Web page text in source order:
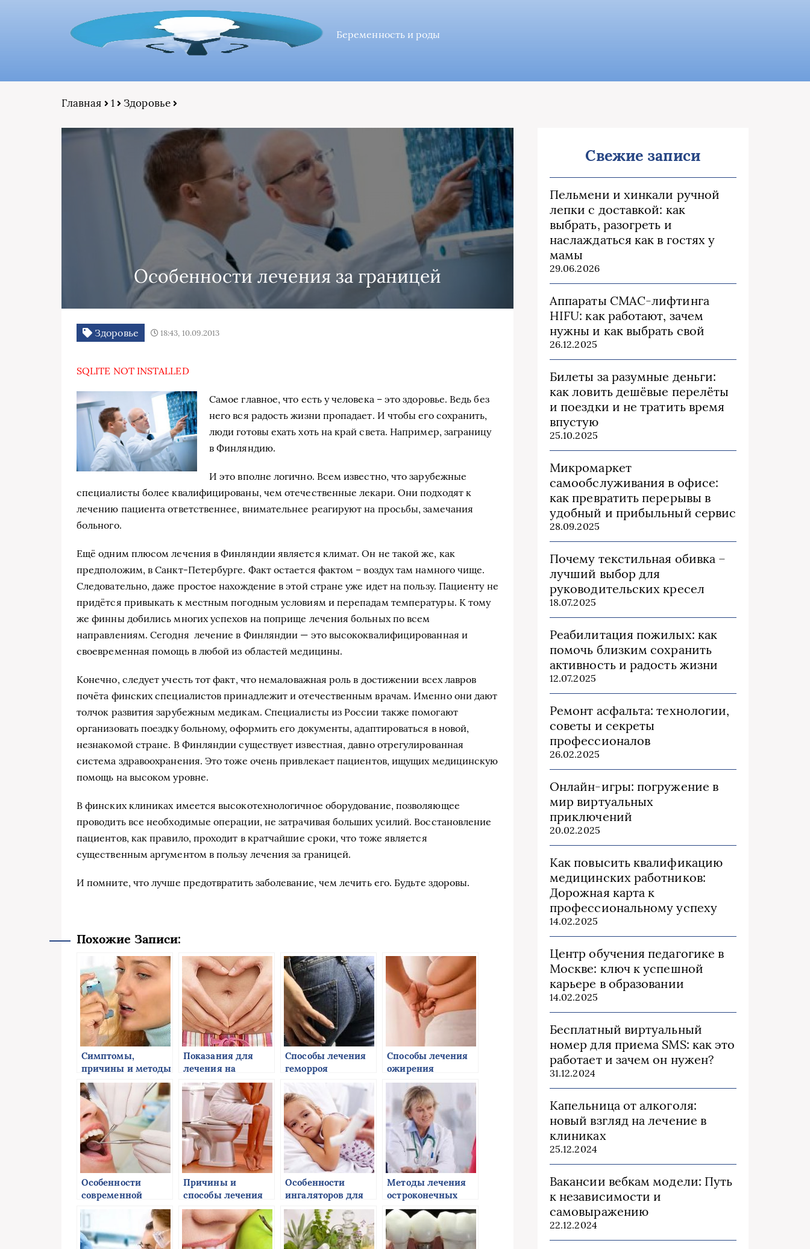
Беременность и роды
Главная 1 Здоровье
Особенности лечения за границей
Здоровье 18:43, 10.09.2013
SQLITE NOT INSTALLED
Самое главное, что есть у человека – это здоровье. Ведь без
него вся радость жизни пропадает. И чтобы его сохранить,
люди готовы ехать хоть на край света. Например, заграницу
в Финляндию.
И это вполне логично. Всем известно, что зарубежные
специалисты более квалифицированы, чем отечественные лекари. Они подходят к
лечению пациента ответственнее, внимательнее реагируют на просьбы, замечания
больного.
Ещё одним плюсом лечения в Финляндии является климат. Он не такой же, как
предположим, в Санкт-Петербурге. Факт остается фактом – воздух там намного чище.
Следовательно, даже простое нахождение в этой стране уже идет на пользу. Пациенту не
придётся привыкать к местным погодным условиям и перепадам температуры. К тому
же финны добились многих успехов на поприще лечения больных по всем
направлениям. Сегодня лечение в Финляндии — это высококвалифицированная и
своевременная помощь в любой из областей медицины.
Конечно, следует учесть тот факт, что немаловажная роль в достижении всех лавров
почёта финских специалистов принадлежит и отечественным врачам. Именно они дают
толчок развития зарубежным медикам. Специалисты из России также помогают
организовать поездку больному, оформить его документы, адаптироваться в новой,
незнакомой стране. В Финляндии существует известная, давно отрегулированная
система здравоохранения. Это тоже очень привлекает пациентов, ищущих медицинскую
помощь на высоком уровне.
В финских клиниках имеется высокотехнологичное оборудование, позволяющее
проводить все необходимые операции, не затрачивая больших усилий. Восстановление
пациентов, как правило, проходит в кратчайшие сроки, что тоже является
существенным аргументом в пользу лечения за границей.
И помните, что лучше предотвратить заболевание, чем лечить его. Будьте здоровы.
Похожие Записи:
Симптомы,
причины и методы
лечения
бронхиальной
астмы
Показания для
лечения на
клеточном уровне
по Левину.
Способы лечения
геморроя
Способы лечения
ожирения
Особенности
современной
стоматологии
Причины и
способы лечения
геморроя у
женщин
Особенности
ингаляторов для
детей
Методы лечения
остроконечных
кандилом
Свежие записи
Пельмени и хинкали ручной
лепки с доставкой: как
выбрать, разогреть и
наслаждаться как в гостях у
мамы
29.06.2026
Аппараты СМАС-лифтинга
HIFU: как работают, зачем
нужны и как выбрать свой
26.12.2025
Билеты за разумные деньги:
как ловить дешёвые перелёты
и поездки и не тратить время
впустую
25.10.2025
Микромаркет
самообслуживания в офисе:
как превратить перерывы в
удобный и прибыльный сервис
28.09.2025
Почему текстильная обивка –
лучший выбор для
руководительских кресел
18.07.2025
Реабилитация пожилых: как
помочь близким сохранить
активность и радость жизни
12.07.2025
Ремонт асфальта: технологии,
советы и секреты
профессионалов
26.02.2025
Онлайн-игры: погружение в
мир виртуальных
приключений
20.02.2025
Как повысить квалификацию
медицинских работников:
Дорожная карта к
профессиональному успеху
14.02.2025
Центр обучения педагогике в
Москве: ключ к успешной
карьере в образовании
14.02.2025
Бесплатный виртуальный
номер для приема SMS: как это
работает и зачем он нужен?
31.12.2024
Капельница от алкоголя:
новый взгляд на лечение в
клиниках
25.12.2024
Вакансии вебкам модели: Путь
к независимости и
самовыражению
22.12.2024